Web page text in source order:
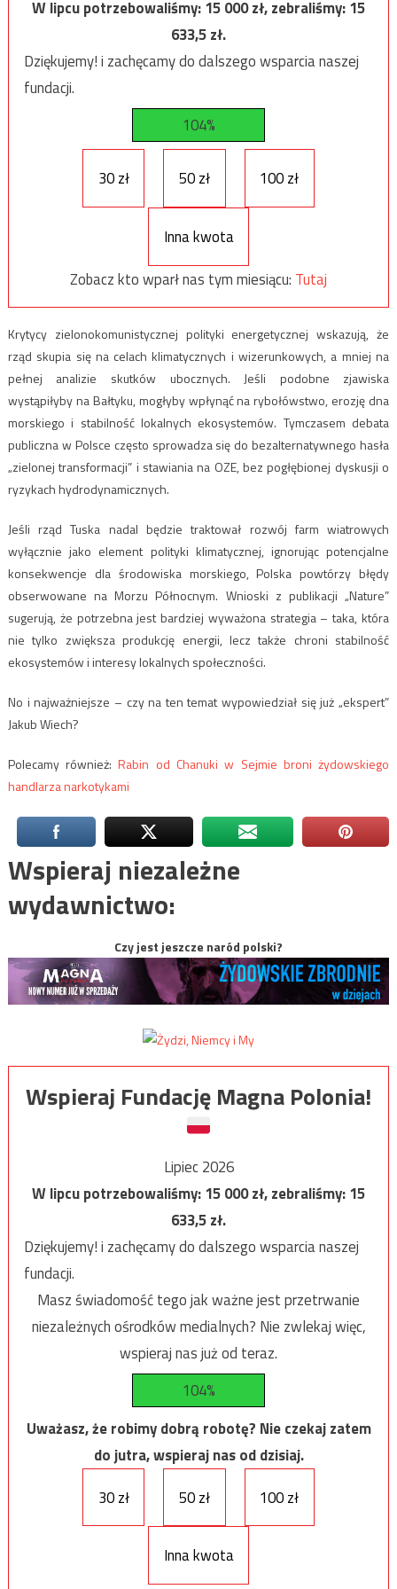
W lipcu potrzebowaliśmy:15 000zł, zebraliśmy:15
633,5zł.
Dziękujemy! i zachęcamy do dalszego wsparcia naszej
fundacji.
104%
30 zł 50 zł 100 zł
Inna kwota
Zobacz kto wparł nas tym miesiącu: Tutaj
Krytycy zielonokomunistycznej polityki energetycznej wskazują, że
rząd skupia się na celach klimatycznych i wizerunkowych, a mniej na
pełnej analizie skutków ubocznych. Jeśli podobne zjawiska
wystąpiłyby na Bałtyku, mogłyby wpłynąć na rybołówstwo, erozję dna
morskiego i stabilność lokalnych ekosystemów. Tymczasem debata
publiczna w Polsce często sprowadza się do bezalternatywnego hasła
„zielonej transformacji” i stawiania na OZE, bez pogłębionej dyskusji o
ryzykach hydrodynamicznych.
Jeśli rząd Tuska nadal będzie traktował rozwój farm wiatrowych
wyłącznie jako element polityki klimatycznej, ignorując potencjalne
konsekwencje dla środowiska morskiego, Polska powtórzy błędy
obserwowane na Morzu Północnym. Wnioski z publikacji „Nature”
sugerują, że potrzebna jest bardziej wyważona strategia – taka, która
nie tylko zwiększa produkcję energii, lecz także chroni stabilność
ekosystemów i interesy lokalnych społeczności.
No i najważniejsze – czy na ten temat wypowiedział się już „ekspert”
Jakub Wiech?
Polecamy również:Rabin od Chanuki w Sejmie broni żydowskiego
handlarza narkotykami
Wspieraj niezależne
wydawnictwo:
Czy jest jeszcze naród polski?
Wspieraj Fundację Magna Polonia!
Lipiec 2026
W lipcu potrzebowaliśmy:15 000zł, zebraliśmy:15
633,5zł.
Dziękujemy! i zachęcamy do dalszego wsparcia naszej
fundacji.
Masz świadomość tego jak ważne jest przetrwanie
niezależnych ośrodków medialnych? Nie zwlekaj więc,
wspieraj nas już od teraz.
104%
Uważasz, że robimy dobrą robotę? Nie czekaj zatem
do jutra, wspieraj nas od dzisiaj.
30 zł
50 zł 100 zł
Inna kwota